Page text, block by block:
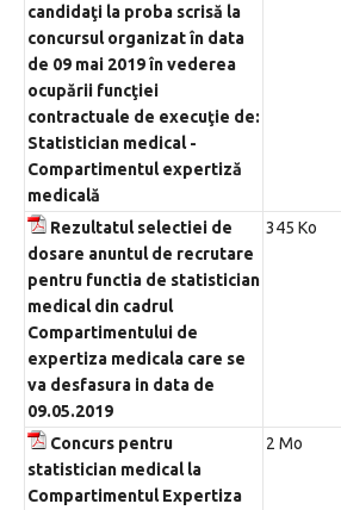
candidaţi la proba scrisă la
concursul organizat în data
de 09 mai 2019 în vederea
ocupării funcţiei
contractuale de execuţie de:
Statistician medical -
Compartimentul expertiză
medicală
Rezultatul selectiei de
dosare anuntul de recrutare
pentru functia de statistician
medical din cadrul
Compartimentului de
expertiza medicala care se
va desfasura in data de
09.05.2019
345 Ko
Concurs pentru
statistician medical la
Compartimentul Expertiza
2 Mo